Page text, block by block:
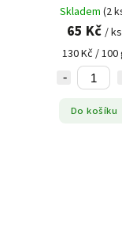
Skladem (2
65 Kč / ks
130 Kč / 100
Do košíku